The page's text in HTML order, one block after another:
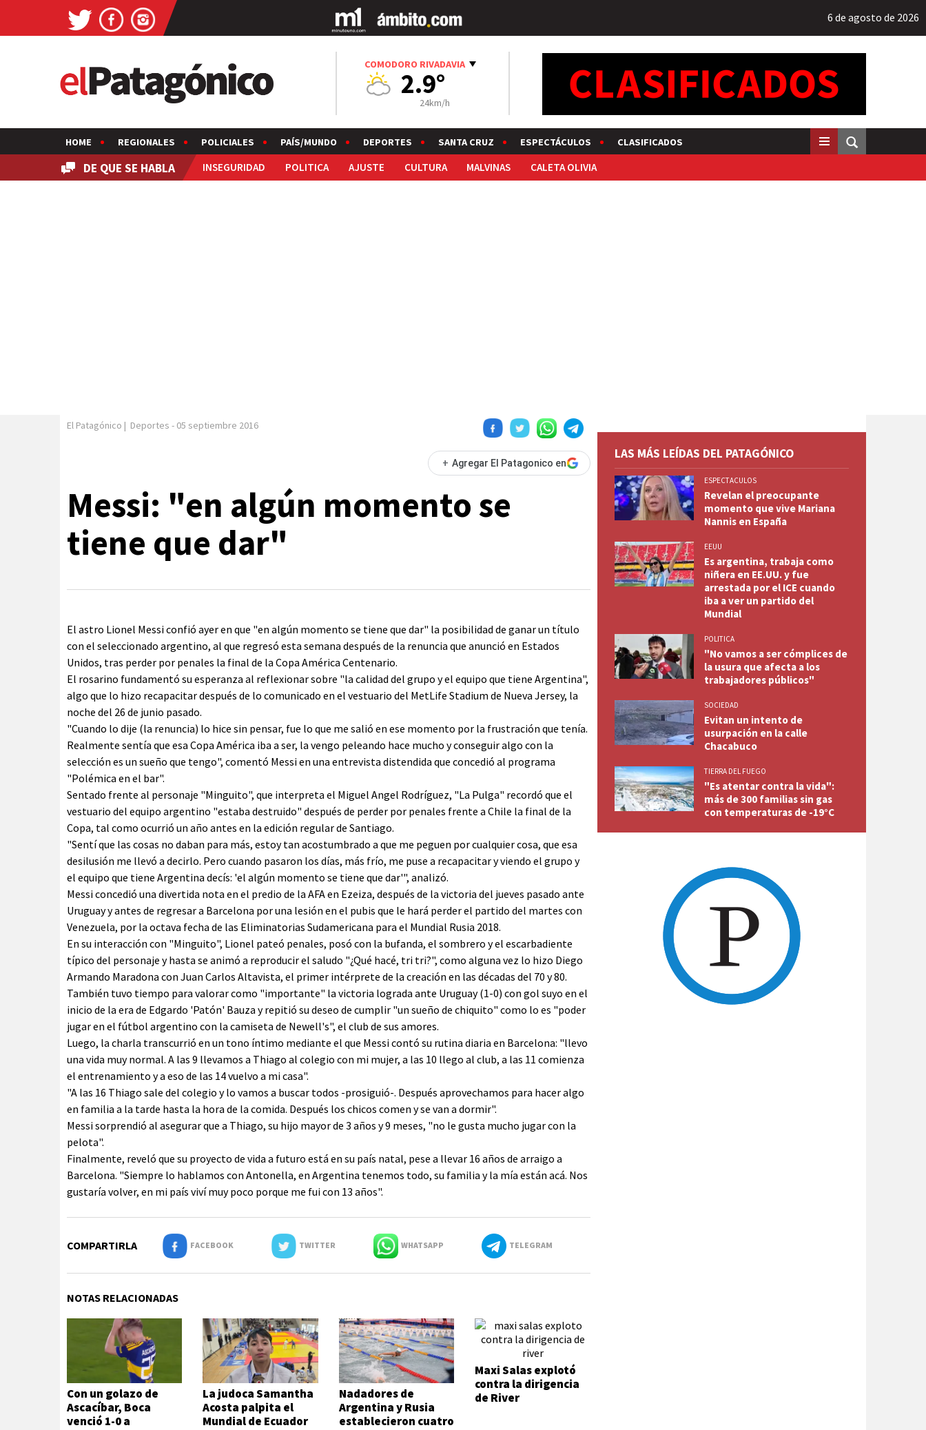
6 de agosto de 2026
COMODORO RIVADAVIA
2.9°
24km/h
HOME REGIONALES POLICIALES PAÍS/MUNDO DEPORTES SANTA CRUZ ESPECTÁCULOS CLASIFICADOS
DE QUE SE HABLA INSEGURIDAD POLITICA AJUSTE CULTURA MALVINAS CALETA OLIVIA
El Patagónico | Deportes - 05 septiembre 2016
+ Agregar El Patagonico en
Messi: "en algún momento se
tiene que dar"
El astro Lionel Messi confió ayer en que "en algún momento se tiene que dar" la posibilidad de ganar un título
con el seleccionado argentino, al que regresó esta semana después de la renuncia que anunció en Estados
Unidos, tras perder por penales la final de la Copa América Centenario.
El rosarino fundamentó su esperanza al reflexionar sobre "la calidad del grupo y el equipo que tiene Argentina",
algo que lo hizo recapacitar después de lo comunicado en el vestuario del MetLife Stadium de Nueva Jersey, la
noche del 26 de junio pasado.
"Cuando lo dije (la renuncia) lo hice sin pensar, fue lo que me salió en ese momento por la frustración que tenía.
Realmente sentía que esa Copa América iba a ser, la vengo peleando hace mucho y conseguir algo con la
selección es un sueño que tengo", comentó Messi en una entrevista distendida que concedió al programa
"Polémica en el bar".
Sentado frente al personaje "Minguito", que interpreta el Miguel Angel Rodríguez, "La Pulga" recordó que el
vestuario del equipo argentino "estaba destruido" después de perder por penales frente a Chile la final de la
Copa, tal como ocurrió un año antes en la edición regular de Santiago.
"Sentí que las cosas no daban para más, estoy tan acostumbrado a que me peguen por cualquier cosa, que esa
desilusión me llevó a decirlo. Pero cuando pasaron los días, más frío, me puse a recapacitar y viendo el grupo y
el equipo que tiene Argentina decís: 'el algún momento se tiene que dar'", analizó.
Messi concedió una divertida nota en el predio de la AFA en Ezeiza, después de la victoria del jueves pasado ante
Uruguay y antes de regresar a Barcelona por una lesión en el pubis que le hará perder el partido del martes con
Venezuela, por la octava fecha de las Eliminatorias Sudamericana para el Mundial Rusia 2018.
En su interacción con "Minguito", Lionel pateó penales, posó con la bufanda, el sombrero y el escarbadiente
típico del personaje y hasta se animó a reproducir el saludo "¿Qué hacé, tri tri?", como alguna vez lo hizo Diego
Armando Maradona con Juan Carlos Altavista, el primer intérprete de la creación en las décadas del 70 y 80.
También tuvo tiempo para valorar como "importante" la victoria lograda ante Uruguay (1-0) con gol suyo en el
inicio de la era de Edgardo 'Patón' Bauza y repitió su deseo de cumplir "un sueño de chiquito" como lo es "poder
jugar en el fútbol argentino con la camiseta de Newell's", el club de sus amores.
Luego, la charla transcurrió en un tono íntimo mediante el que Messi contó su rutina diaria en Barcelona: "llevo
una vida muy normal. A las 9 llevamos a Thiago al colegio con mi mujer, a las 10 llego al club, a las 11 comienza
el entrenamiento y a eso de las 14 vuelvo a mi casa".
"A las 16 Thiago sale del colegio y lo vamos a buscar todos -prosiguió-. Después aprovechamos para hacer algo
en familia a la tarde hasta la hora de la comida. Después los chicos comen y se van a dormir".
Messi sorprendió al asegurar que a Thiago, su hijo mayor de 3 años y 9 meses, "no le gusta mucho jugar con la
pelota".
Finalmente, reveló que su proyecto de vida a futuro está en su país natal, pese a llevar 16 años de arraigo a
Barcelona. "Siempre lo hablamos con Antonella, en Argentina tenemos todo, su familia y la mía están acá. Nos
gustaría volver, en mi país viví muy poco porque me fui con 13 años".
COMPARTIRLA FACEBOOK TWITTER WHATSAPP TELEGRAM
NOTAS RELACIONADAS
Con un golazo de
Ascacíbar, Boca
venció 1-0 a
La judoca Samantha
Acosta palpita el
Mundial de Ecuador
Nadadores de
Argentina y Rusia
establecieron cuatro
Maxi Salas explotó
contra la dirigencia
de River
LAS MÁS LEÍDAS DEL PATAGÓNICO
ESPECTACULOS
Revelan el preocupante
momento que vive Mariana
Nannis en España
EEUU
Es argentina, trabaja como
niñera en EE.UU. y fue
arrestada por el ICE cuando
iba a ver un partido del
Mundial
POLITICA
"No vamos a ser cómplices de
la usura que afecta a los
trabajadores públicos"
SOCIEDAD
Evitan un intento de
usurpación en la calle
Chacabuco
TIERRA DEL FUEGO
"Es atentar contra la vida":
más de 300 familias sin gas
con temperaturas de -19°C